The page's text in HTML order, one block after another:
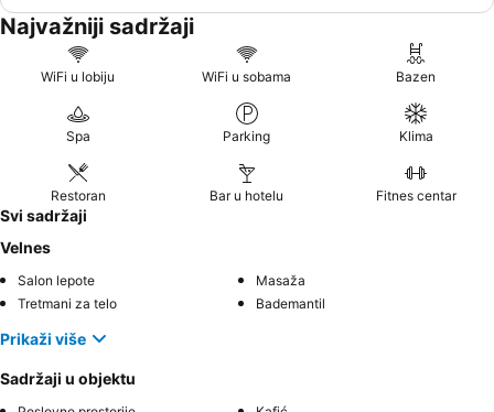
Najvažniji sadržaji
WiFi u lobiju WiFi u sobama Bazen
Spa Parking Klima
Restoran Bar u hotelu Fitnes centar
Svi sadržaji
Velnes
Salon lepote
Masaža
Tretmani za telo
Bademantil
Prikaži više
Sadržaji u objektu